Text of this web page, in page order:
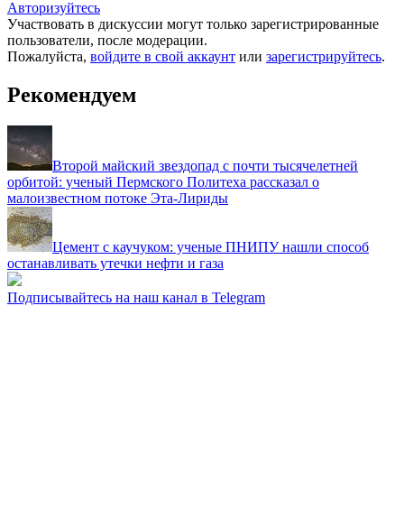
Авторизуйтесь
Участвовать в дискуссии могут только зарегистрированные
пользователи, после модерации.
Пожалуйста, войдите в свой аккаунт или зарегистрируйтесь.
Рекомендуем
Второй майский звездопад с почти тысячелетней
орбитой: ученый Пермского Политеха рассказал о
малоизвестном потоке Эта-Лириды
Цемент с каучуком: ученые ПНИПУ нашли способ
останавливать утечки нефти и газа
Подписывайтесь на наш канал в Telegram